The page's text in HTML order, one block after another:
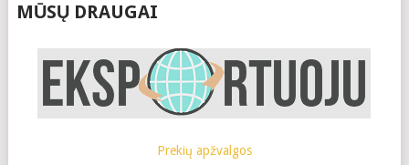
MŪSŲ DRAUGAI
Prekių apžvalgos